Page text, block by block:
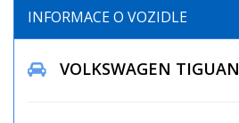
INFORMACE O VOZIDLE
VOLKSWAGEN TIGUAN